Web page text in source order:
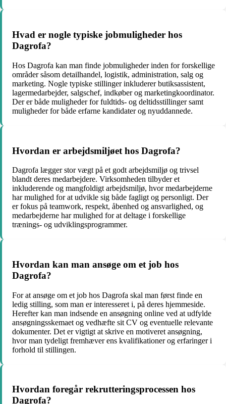
Hvad er nogle typiske jobmuligheder hos
Dagrofa?
Hos Dagrofa kan man finde jobmuligheder inden for forskellige
områder såsom detailhandel, logistik, administration, salg og
marketing. Nogle typiske stillinger inkluderer butiksassistent,
lagermedarbejder, salgschef, indkøber og marketingkoordinator.
Der er både muligheder for fuldtids- og deltidsstillinger samt
muligheder for både erfarne kandidater og nyuddannede.
Hvordan er arbejdsmiljøet hos Dagrofa?
Dagrofa lægger stor vægt på et godt arbejdsmiljø og trivsel
blandt deres medarbejdere. Virksomheden tilbyder et
inkluderende og mangfoldigt arbejdsmiljø, hvor medarbejderne
har mulighed for at udvikle sig både fagligt og personligt. Der
er fokus på teamwork, respekt, åbenhed og ansvarlighed, og
medarbejderne har mulighed for at deltage i forskellige
trænings- og udviklingsprogrammer.
Hvordan kan man ansøge om et job hos
Dagrofa?
For at ansøge om et job hos Dagrofa skal man først finde en
ledig stilling, som man er interesseret i, på deres hjemmeside.
Herefter kan man indsende en ansøgning online ved at udfylde
ansøgningsskemaet og vedhæfte sit CV og eventuelle relevante
dokumenter. Det er vigtigt at skrive en motiveret ansøgning,
hvor man tydeligt fremhæver ens kvalifikationer og erfaringer i
forhold til stillingen.
Hvordan foregår rekrutteringsprocessen hos
Dagrofa?